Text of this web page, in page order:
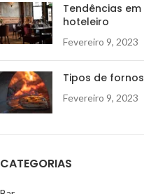
Tendências
hoteleiro
Fevereiro 9, 2023
Tipos de
Fevereiro 9, 2023
CATEGORIAS